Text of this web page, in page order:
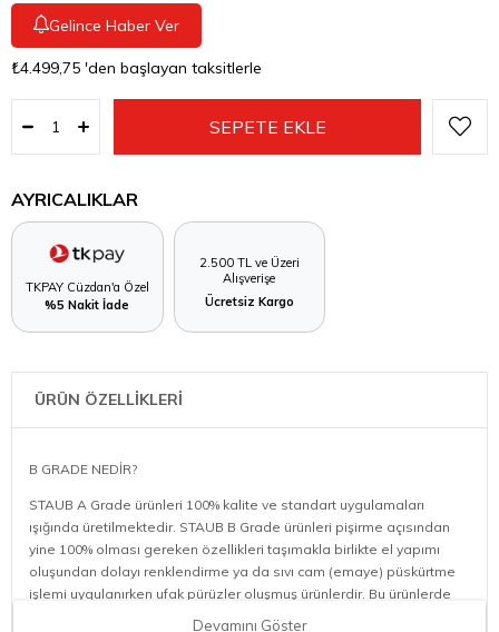
Gelince Haber Ver
₺4.499,75 'den başlayan taksitlerle
AYRICALIKLAR
TKPAY Cüzdan'a Özel
%5 Nakit İade
2.500 TL ve Üzeri
Alışverişe
Ücretsiz Kargo
ÜRÜN ÖZELLİKLERİ
B GRADE NEDİR?
STAUB A Grade ürünleri 100% kalite ve standart uygulamaları
ışığında üretilmektedir. STAUB B Grade ürünleri pişirme açısından
yine 100% olması gereken özellikleri taşımakla birlikte el yapımı
oluşundan dolayı renklendirme ya da sıvı cam (emaye) püskürtme
işlemi uygulanırken ufak pürüzler oluşmuş ürünlerdir. Bu ürünlerde
Devamını Göster